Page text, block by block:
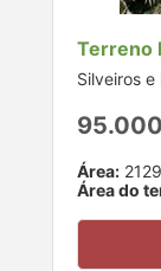
Terreno
Silveiros e
Área:
Área do